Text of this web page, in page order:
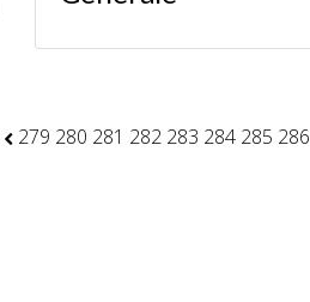
279 280 281 282 283 284 285 286